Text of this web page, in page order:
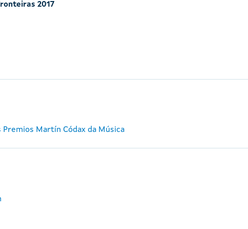
2017
Martín Códax da Música